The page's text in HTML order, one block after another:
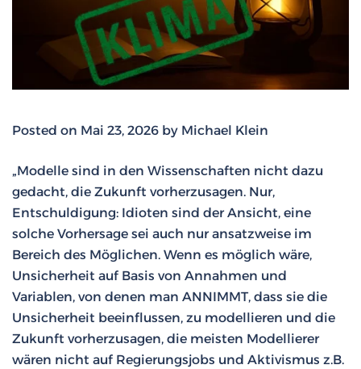
Posted on Mai 23, 2026 by Michael Klein
„Modelle sind in den Wissenschaften nicht dazu
gedacht, die Zukunft vorherzusagen. Nur,
Entschuldigung: Idioten sind der Ansicht, eine
solche Vorhersage sei auch nur ansatzweise im
Bereich des Möglichen. Wenn es möglich wäre,
Unsicherheit auf Basis von Annahmen und
Variablen, von denen man ANNIMMT, dass sie die
Unsicherheit beeinflussen, zu modellieren und die
Zukunft vorherzusagen, die meisten Modellierer
wären nicht auf Regierungsjobs und Aktivismus z.B.